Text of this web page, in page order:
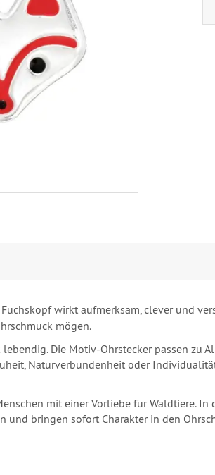
wirkt aufmerksam, clever und
mögen.
Die Motiv-Ohrstecker passen zu
Naturverbundenheit oder
mit einer Vorliebe für Waldtiere.
bringen sofort Charakter in den